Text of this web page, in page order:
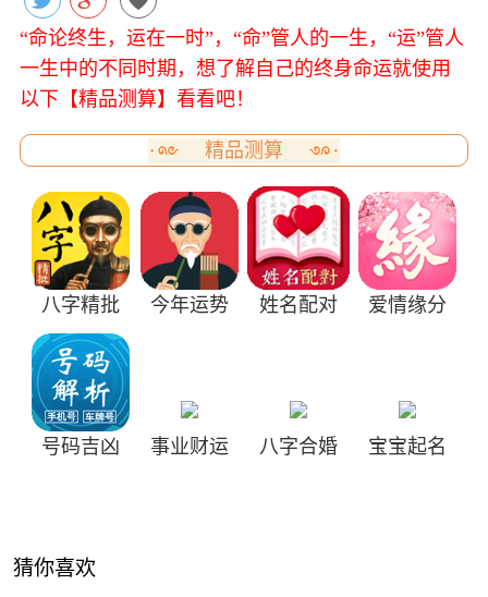
“命论终生，运在一时”，“命”管人的一生，“运”管人
一生中的不同时期，想了解自己的终身命运就使用
以下【精品测算】看看吧！
精品测算
八字精批 今年运势 姓名配对 爱情缘分
号码吉凶 事业财运 八字合婚 宝宝起名
猜你喜欢